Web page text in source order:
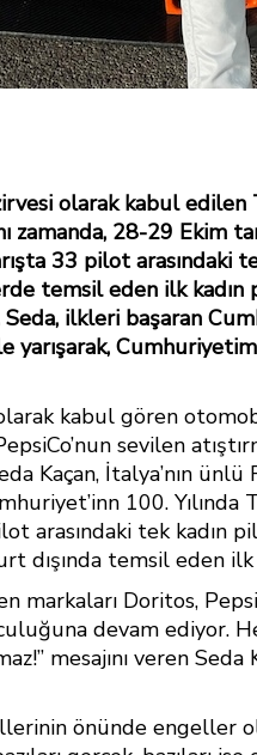
olarak kabul edilen
zamanda, 28-29 Ekim
33 pilot arasındaki
temsil eden ilk kadın
ilkleri başaran
yarışarak,
kabul gören
sevilen
Kaçan, İtalya’nın
100. Yılında
arasındaki tek kadın
dışında temsil eden
markaları Doritos,
devam ediyor.
mesajını veren
önünde engeller